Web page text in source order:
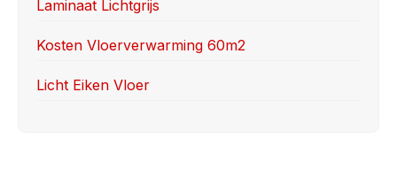
Laminaat Lichtgrijs
Kosten Vloerverwarming 60m2
Licht Eiken Vloer